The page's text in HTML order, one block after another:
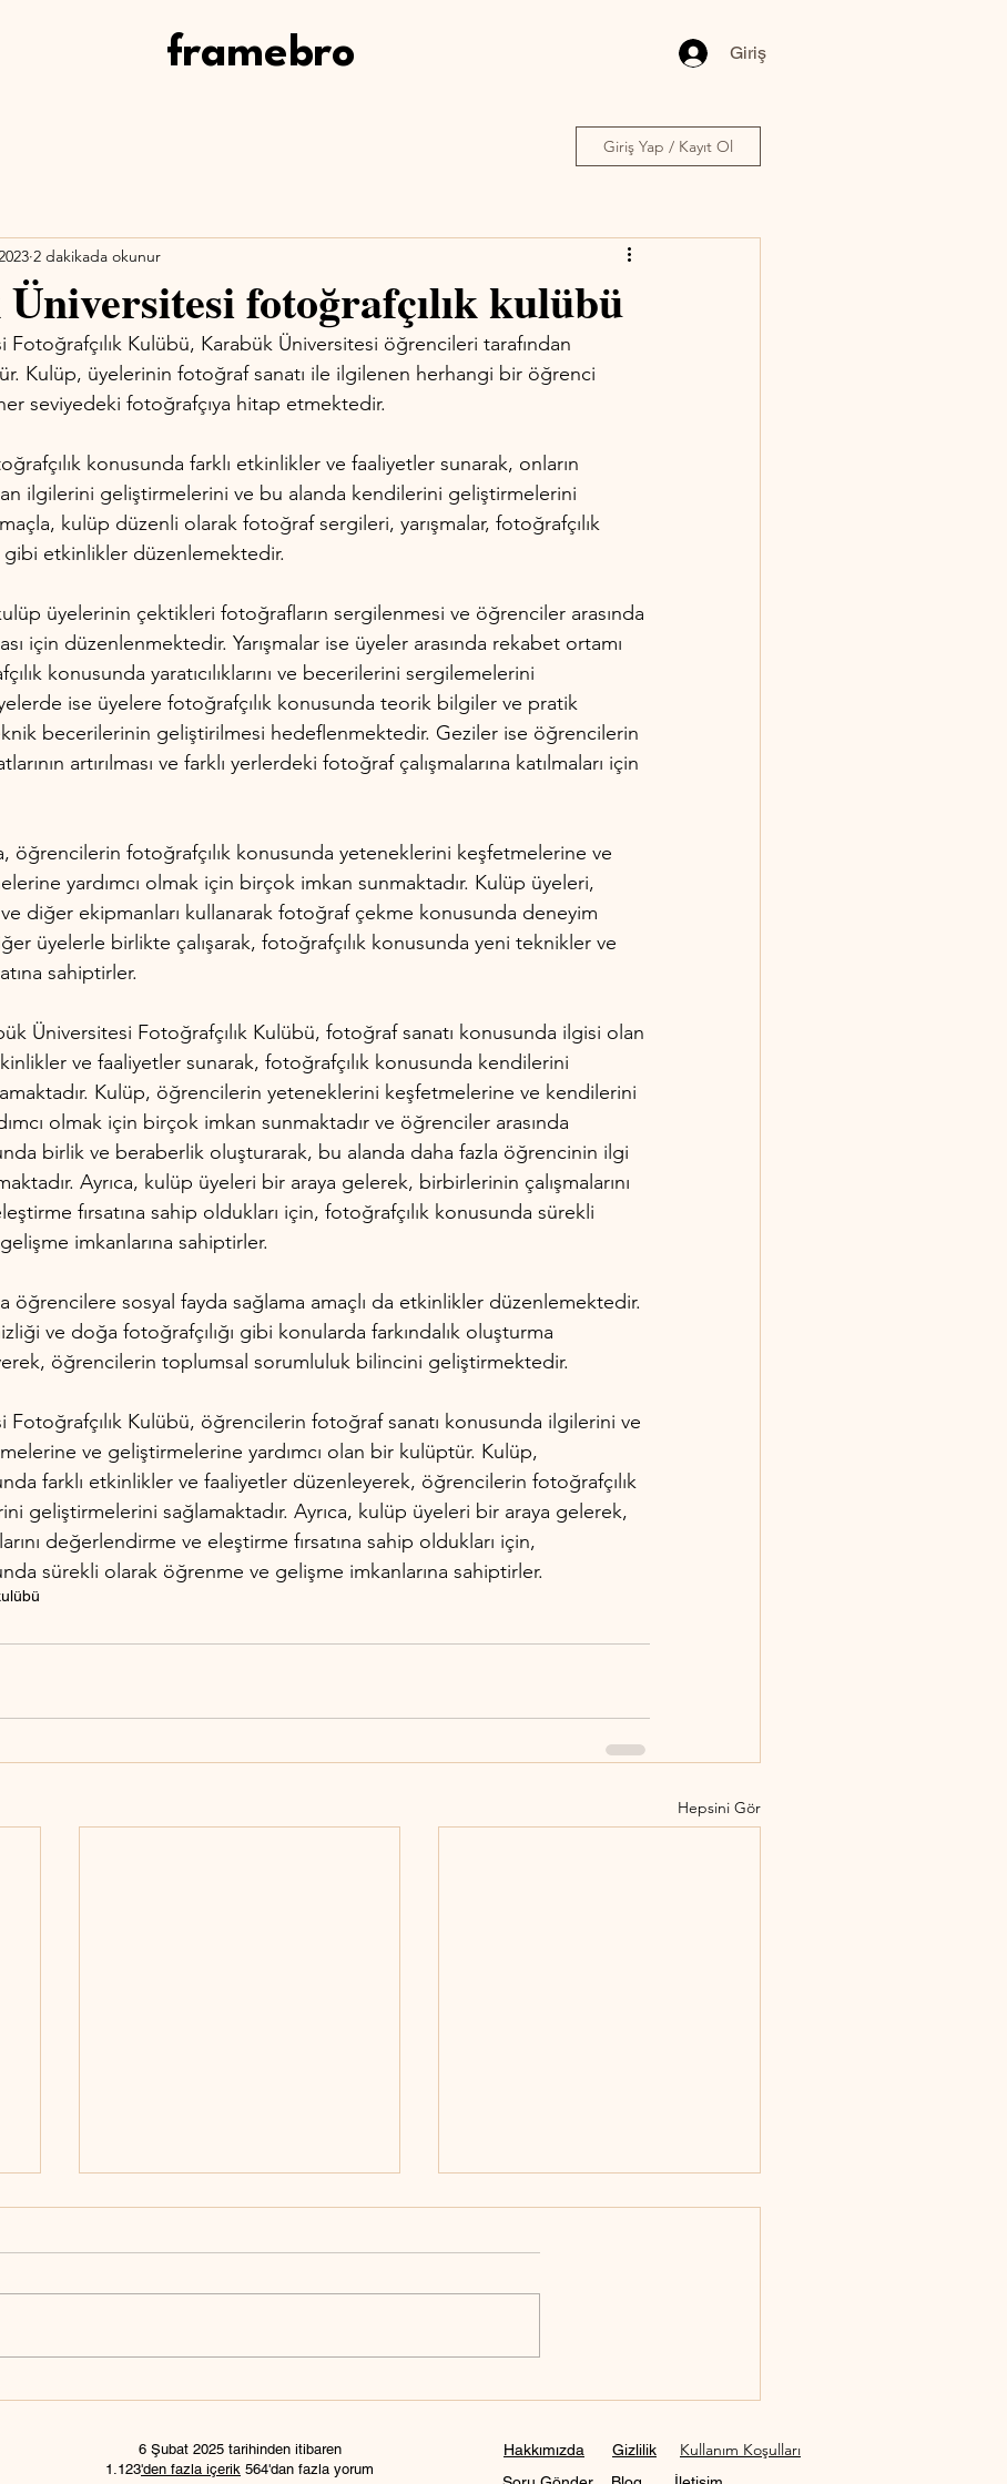
framebro Giriş
Giriş Yap / Kayıt Ol
fotoğrafçılık kulübü
2 dakikada okunur
Fotoğrafçılık Kulübü, Karabük Üniversitesi öğrencileri tarafından
Kulüp, üyelerinin fotoğraf sanatı ile ilgilenen herhangi bir öğrenci
her seviyedeki fotoğrafçıya hitap etmektedir.
konusunda farklı etkinlikler ve faaliyetler sunarak, onların
ilgilerini geliştirmelerini ve bu alanda kendilerini geliştirmelerini
kulüp düzenli olarak fotoğraf sergileri, yarışmalar, fotoğrafçılık
etkinlikler düzenlemektedir.
üyelerinin çektikleri fotoğrafların sergilenmesi ve öğrenciler arasında
için düzenlenmektedir. Yarışmalar ise üyeler arasında rekabet ortamı
konusunda yaratıcılıklarını ve becerilerini sergilemelerini
ise üyelere fotoğrafçılık konusunda teorik bilgiler ve pratik
becerilerinin geliştirilmesi hedeflenmektedir. Geziler ise öğrencilerin
artırılması ve farklı yerlerdeki fotoğraf çalışmalarına katılmaları için
öğrencilerin fotoğrafçılık konusunda yeteneklerini keşfetmelerine ve
yardımcı olmak için birçok imkan sunmaktadır. Kulüp üyeleri,
diğer ekipmanları kullanarak fotoğraf çekme konusunda deneyim
üyelerle birlikte çalışarak, fotoğrafçılık konusunda yeni teknikler ve
sahiptirler.
Üniversitesi Fotoğrafçılık Kulübü, fotoğraf sanatı konusunda ilgisi olan
ve faaliyetler sunarak, fotoğrafçılık konusunda kendilerini
Kulüp, öğrencilerin yeteneklerini keşfetmelerine ve kendilerini
olmak için birçok imkan sunmaktadır ve öğrenciler arasında
birlik ve beraberlik oluşturarak, bu alanda daha fazla öğrencinin ilgi
Ayrıca, kulüp üyeleri bir araya gelerek, birbirlerinin çalışmalarını
fırsatına sahip oldukları için, fotoğrafçılık konusunda sürekli
imkanlarına sahiptirler.
öğrencilere sosyal fayda sağlama amaçlı da etkinlikler düzenlemektedir.
ve doğa fotoğrafçılığı gibi konularda farkındalık oluşturma
öğrencilerin toplumsal sorumluluk bilincini geliştirmektedir.
Fotoğrafçılık Kulübü, öğrencilerin fotoğraf sanatı konusunda ilgilerini ve
ve geliştirmelerine yardımcı olan bir kulüptür. Kulüp,
farklı etkinlikler ve faaliyetler düzenleyerek, öğrencilerin fotoğrafçılık
geliştirmelerini sağlamaktadır. Ayrıca, kulüp üyeleri bir araya gelerek,
değerlendirme ve eleştirme fırsatına sahip oldukları için,
sürekli olarak öğrenme ve gelişme imkanlarına sahiptirler.
Hepsini Gör
Askerlik için E-Devlet
Bebek pasaport fotoğrafı nasıl
6 Şubat 2025 tarihinden itibaren
1.123'den fazla içerik 564'dan fazla yorum
Hakkımızda
Gizlilik
Kullanım Koşulları